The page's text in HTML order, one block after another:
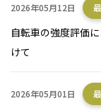
2026年05月12日
自転車の強度評価
けて
2026年05月01日